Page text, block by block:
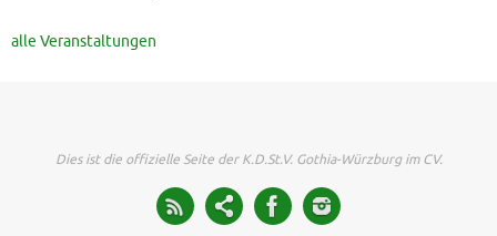
alle Veranstaltungen
Dies ist die offizielle Seite der K.D.St.V. Gothia-Würzburg im CV.